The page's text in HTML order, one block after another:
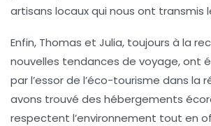
artisans locaux qui nous ont transmis
Enfin, Thomas et Julia, toujours à la
nouvelles tendances de voyage, ont
par l’essor de l’éco-tourisme dans la
avons trouvé des hébergements
respectent l’environnement tout en